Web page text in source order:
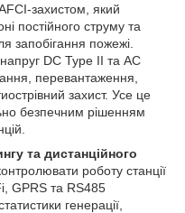
захистом, який
постійного струму та
запобігання пожежі.
DC Type II та AC
перевантаження,
захист. Усе це
безпечним рішенням
та дистанційного
роботу станції
GPRS та RS485
генерації,